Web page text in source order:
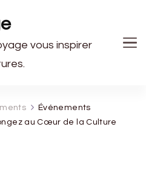
vous inspirer
Événements
au Cœur de la Culture